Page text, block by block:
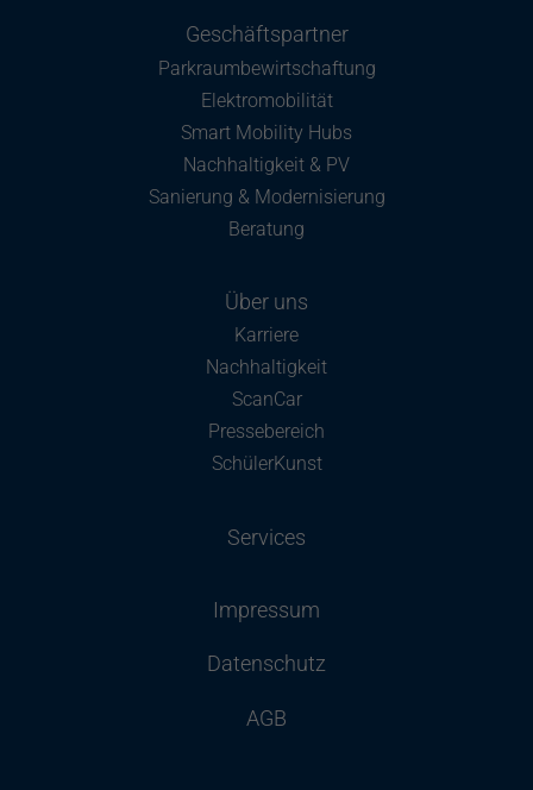
Geschäftspartner
Parkraumbewirtschaftung
Elektromobilität
Smart Mobility Hubs
Nachhaltigkeit & PV
Sanierung & Modernisierung
Beratung
Über uns
Karriere
Nachhaltigkeit
ScanCar
Pressebereich
SchülerKunst
Services
Impressum
Datenschutz
AGB